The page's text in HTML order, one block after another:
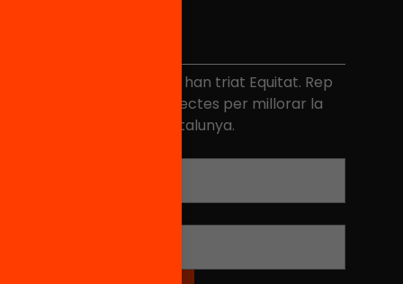
Més de 40.000 persones ja han triat Equitat. Rep
iniciatives, propostes i projectes per millorar la
qualitat de l'educació a Catalunya.